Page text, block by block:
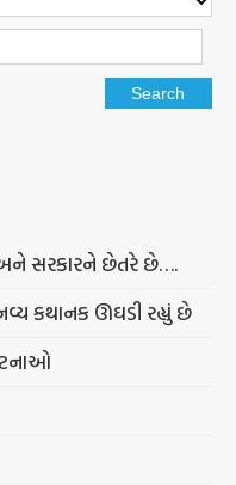
સરકારને છેતરે છે….
કથાનક ઊઘડી રહ્યું છે